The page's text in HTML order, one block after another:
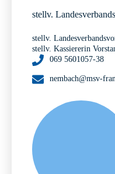
stellv.
stellv.
stellv. Kassiererin
069 5601057-38
nembach@msv-